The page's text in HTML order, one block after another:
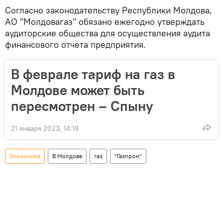
Согласно законодательству Республики Молдова,
АО "Молдовагаз" обязано ежегодно утверждать
аудиторские общества для осуществления аудита
финансового отчета предприятия.
В феврале тариф на газ в
Молдове может быть
пересмотрен – Спыну
21 января 2023, 14:19
Экономика В Молдове газ "Газпром"